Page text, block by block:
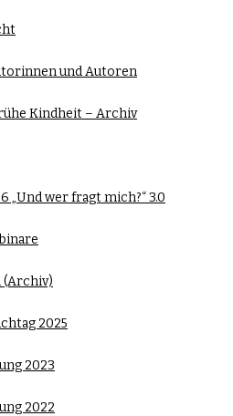
und Autoren
Kindheit – Archiv
„Und wer fragt mich?“ 3.0
(Archiv)
2025
2023
2022